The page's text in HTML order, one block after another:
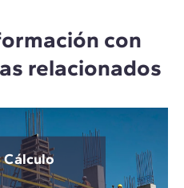
con
relacionados
Cálculo